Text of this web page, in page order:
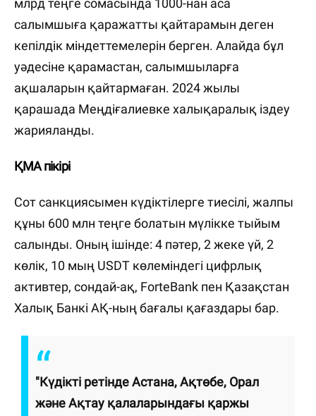
млрд теңге сомасында 1000-нан аса
салымшыға қаражатты қайтарамын деген
кепілдік міндеттемелерін берген. Алайда бұл
уәдесіне қарамастан, салымшыларға
ақшаларын қайтармаған. 2024 жылы
қарашада Меңдіғалиевке халықаралық іздеу
жарияланды.
ҚМА пікірі
Сот санкциясымен күдіктілерге тиесілі, жалпы
құны 600 млн теңге болатын мүлікке тыйым
салынды. Оның ішінде: 4 пәтер, 2 жеке үй, 2
көлік, 10 мың USDT көлеміндегі цифрлық
активтер, сондай-ақ, ForteBank пен Қазақстан
Халық Банкі АҚ-ның бағалы қағаздары бар.
"Күдікті ретінде Астана, Ақтөбе, Орал
және Ақтау қалаларындағы қаржы